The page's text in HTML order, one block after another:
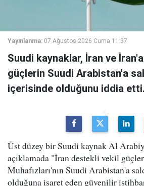
Yayınlanma: 07 Ağustos 2026 Cuma 11:37
Suudi kaynaklar, İran ve
güçlerin Suudi Arabistan'a
içerisinde olduğunu iddia etti.
Üst düzey bir Suudi kaynak Al
açıklamada "İran destekli vekil
Muhafızları'nın Suudi Arabistan'a
olduğuna işaret eden güvenilir